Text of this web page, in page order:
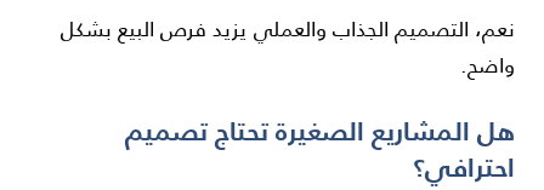
نعم، التصميم الجذاب والعملي يزيد فرص البيع بشكل
واضح.
هل المشاريع الصغيرة تحتاج تصميم
احترافي؟